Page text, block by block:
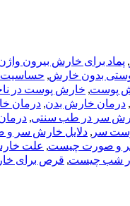
, پماد برای خارش بیرون
بدون خارش, حساسیت
پوست, خارش پوست در
, درمان خارش بدن, درمان
سر در طب سنتی,
سر , دلایل خارش سر
و صورت چیست, علت
شب چیست, قرص برای